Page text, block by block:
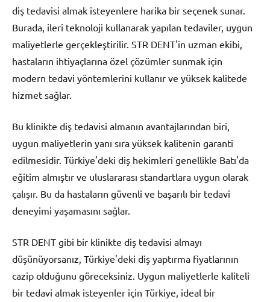
diş tedavisi almak isteyenlere harika bir seçenek sunar.
Burada, ileri teknoloji kullanarak yapılan tedaviler, uygun
maliyetlerle gerçekleştirilir. STR DENT'in uzman ekibi,
hastaların ihtiyaçlarına özel çözümler sunmak için
modern tedavi yöntemlerini kullanır ve yüksek kalitede
hizmet sağlar.
Bu klinikte diş tedavisi almanın avantajlarından biri,
uygun maliyetlerin yanı sıra yüksek kalitenin garanti
edilmesidir. Türkiye'deki diş hekimleri genellikle Batı'da
eğitim almıştır ve uluslararası standartlara uygun olarak
çalışır. Bu da hastaların güvenli ve başarılı bir tedavi
deneyimi yaşamasını sağlar.
STR DENT gibi bir klinikte diş tedavisi almayı
düşünüyorsanız, Türkiye'deki diş yaptırma fiyatlarının
cazip olduğunu göreceksiniz. Uygun maliyetlerle kaliteli
bir tedavi almak isteyenler için Türkiye, ideal bir